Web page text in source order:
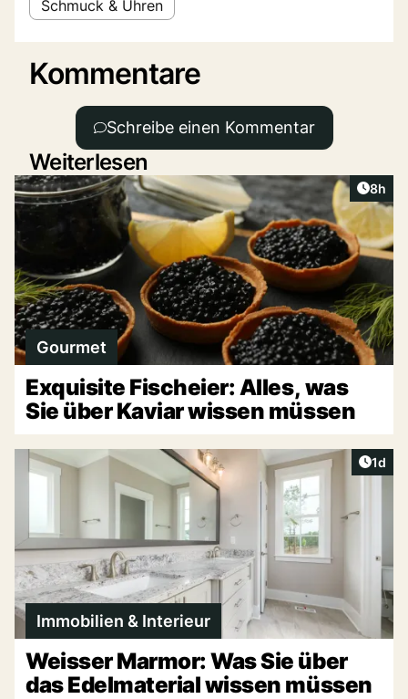
Schmuck & Uhren
Kommentare
Schreibe einen Kommentar
Weiterlesen
8h
Gourmet
Exquisite Fischeier: Alles, was
Sie über Kaviar wissen müssen
1d
Immobilien & Interieur
Weisser Marmor: Was Sie über
das Edelmaterial wissen müssen